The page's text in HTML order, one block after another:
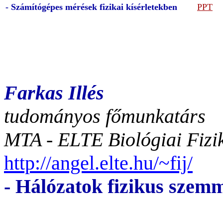
- Számítógépes mérések fizikai kísérletekben
PPT
Farkas Illés
tudományos főmunkatárs
MTA - ELTE Biológiai
http://angel.elte.hu/~fij/
- Hálózatok fizikus